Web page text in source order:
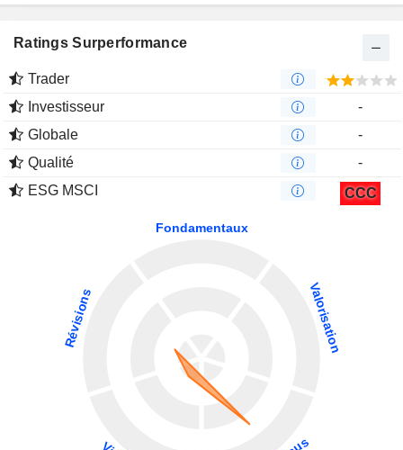
Ratings Surperformance
Trader
Investisseur
-
Globale
-
Qualité
-
ESG MSCI
CCC